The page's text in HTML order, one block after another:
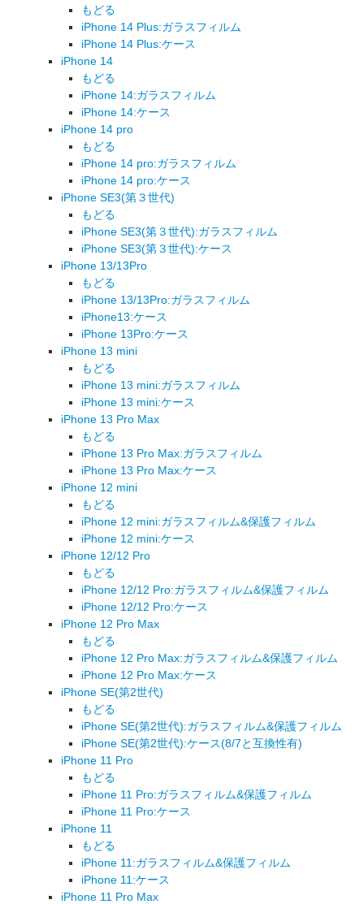
もどる
iPhone 14 Plus:ガラスフィルム
iPhone 14 Plus:ケース
iPhone 14
もどる
iPhone 14:ガラスフィルム
iPhone 14:ケース
iPhone 14 pro
もどる
iPhone 14 pro:ガラスフィルム
iPhone 14 pro:ケース
iPhone SE3(第３世代)
もどる
iPhone SE3(第３世代):ガラスフィルム
iPhone SE3(第３世代):ケース
iPhone 13/13Pro
もどる
iPhone 13/13Pro:ガラスフィルム
iPhone13:ケース
iPhone 13Pro:ケース
iPhone 13 mini
もどる
iPhone 13 mini:ガラスフィルム
iPhone 13 mini:ケース
iPhone 13 Pro Max
もどる
iPhone 13 Pro Max:ガラスフィルム
iPhone 13 Pro Max:ケース
iPhone 12 mini
もどる
iPhone 12 mini:ガラスフィルム&保護フィルム
iPhone 12 mini:ケース
iPhone 12/12 Pro
もどる
iPhone 12/12 Pro:ガラスフィルム&保護フィルム
iPhone 12/12 Pro:ケース
iPhone 12 Pro Max
もどる
iPhone 12 Pro Max:ガラスフィルム&保護フィルム
iPhone 12 Pro Max:ケース
iPhone SE(第2世代)
もどる
iPhone SE(第2世代):ガラスフィルム&保護フィルム
iPhone SE(第2世代):ケース(8/7と互換性有)
iPhone 11 Pro
もどる
iPhone 11 Pro:ガラスフィルム&保護フィルム
iPhone 11 Pro:ケース
iPhone 11
もどる
iPhone 11:ガラスフィルム&保護フィルム
iPhone 11:ケース
iPhone 11 Pro Max